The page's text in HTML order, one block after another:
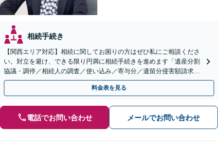
相続手続き
【関西エリア対応】相続に関してお困りの方はぜひ私にご相談くださ
い。対立を避け、できる限り円満に相続手続きを進めます「遺産分割
協議・調停／相続人の調査／使い込み／寄与分／遺留分侵害額請求／
相続放棄（借金の相続）／遺言書作成【休日・夜間相談可】
料金表を見る
電話でお問い合わせ メールでお問い合わせ